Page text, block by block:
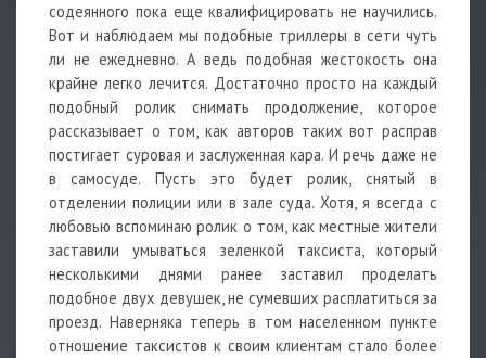
содеянного пока еще квалифицировать не научились.
Вот и наблюдаем мы подобные триллеры в сети чуть
ли не ежедневно. А ведь подобная жестокость она
крайне легко лечится. Достаточно просто на каждый
подобный ролик снимать продолжение, которое
рассказывает о том, как авторов таких вот расправ
постигает суровая и заслуженная кара. И речь даже не
в самосуде. Пусть это будет ролик, снятый в
отделении полиции или в зале суда. Хотя, я всегда с
любовью вспоминаю ролик о том, как местные жители
заставили умываться зеленкой таксиста, который
несколькими днями ранее заставил проделать
подобное двух девушек, не сумевших расплатиться за
проезд. Наверняка теперь в том населенном пункте
отношение таксистов к своим клиентам стало более